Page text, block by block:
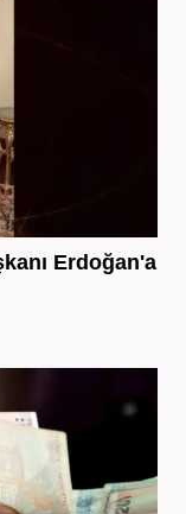
Erdoğan'a